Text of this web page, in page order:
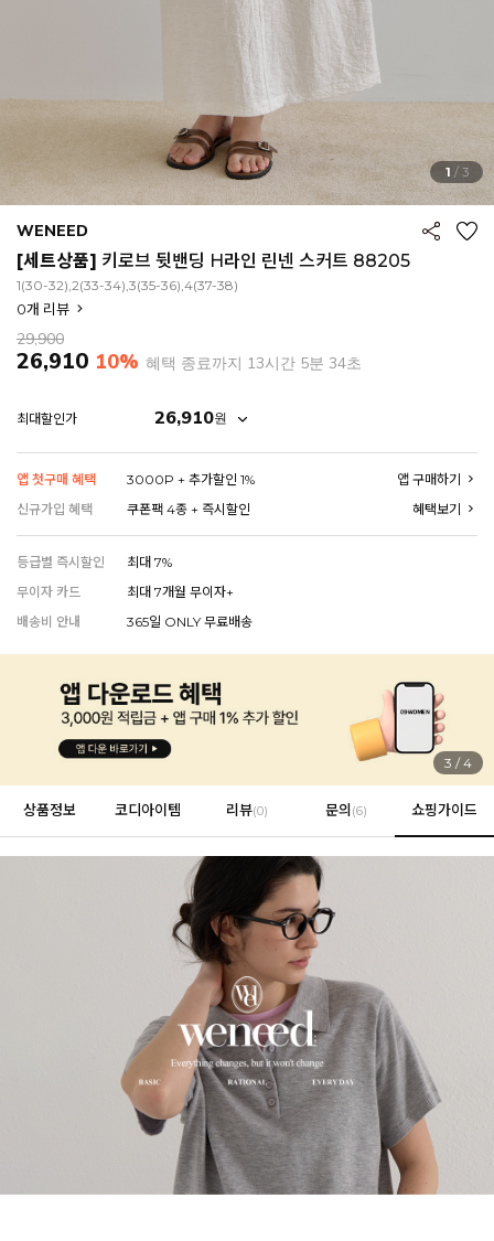
EVERY, SAY
1 / 3
WENEED
[세트상품] 키로브 뒷밴딩 H라인 린넨 스커트 88205
1(30-32),2(33-34),3(35-36),4(37-38)
0개 리뷰
29,900
26,910 10% 혜택 종료까지 13시간 5분 32초
최대할인가 26,910원
앱 첫구매 혜택 3000P + 추가할인 1%
앱 구매하기
신규가입 혜택
쿠폰팩 4종 + 즉시할인 혜택보기
등급별 즉시할인
최대 7%
무이자 카드
최대 7개월 무이자+
배송비 안내
365일 ONLY 무료배송
4 /4
상품정보 코디아이템 리뷰(0) 문의 (6) 쇼핑가이드